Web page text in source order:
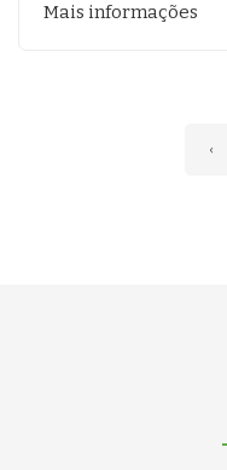
Mais informações
‹